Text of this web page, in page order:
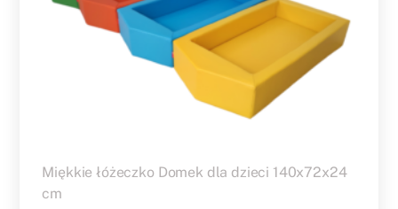
Miękkie łóżeczko Domek dla dzieci 140x72x24
cm